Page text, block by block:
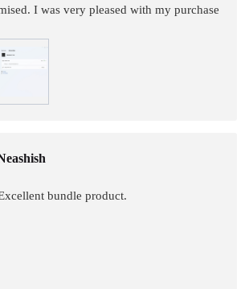
I was very pleased with my purchase
bundle product.